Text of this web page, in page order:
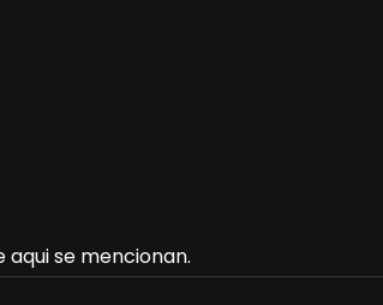
aqui se mencionan.